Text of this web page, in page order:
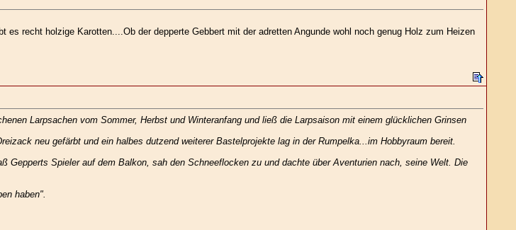
recht holzige Karotten....Ob der depperte Gebbert mit der adretten Angunde wohl noch genug Holz zum Heizen
Larpsachen vom Sommer, Herbst und Winteranfang und ließ die Larpsaison mit einem glücklichen Grinsen
neu gefärbt und ein halbes dutzend weiterer Bastelprojekte lag in der Rumpelka...im Hobbyraum bereit.
Gepperts Spieler auf dem Balkon, sah den Schneeflocken zu und dachte über Aventurien nach, seine Welt. Die
haben".